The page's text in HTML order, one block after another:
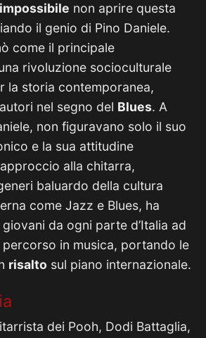
impossibile non aprire questa
il genio di Pino Daniele.
come il principale
rivoluzione socioculturale
la storia contemporanea,
nel segno del Blues. A
non figuravano solo il suo
e la sua attitudine
alla chitarra,
baluardo della cultura
come Jazz e Blues, ha
da ogni parte d’Italia ad
in musica, portando le
risalto sul piano internazionale.
dei Pooh, Dodi Battaglia,